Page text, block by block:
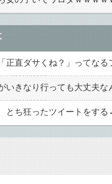
正直ダサくね？」ってなる
いきなり行っても大丈夫な
とち狂ったツイートをす